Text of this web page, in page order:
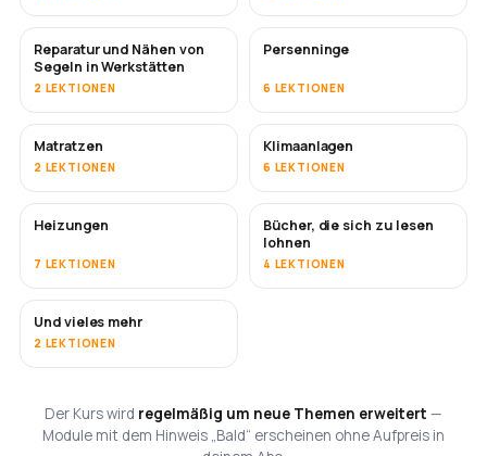
BALD
Reparatur und Nähen von
Segeln in Werkstätten
2 LEKTIONEN
Persenninge
6 LEKTIONEN
Matratzen
2 LEKTIONEN
BALD
Klimaanlagen
6 LEKTIONEN
BALD
Heizungen
7 LEKTIONEN
BALD
Bücher, die sich zu lesen
lohnen
4 LEKTIONEN
BALD
Und vieles mehr
2 LEKTIONEN
Der Kurs wird regelmäßig um neue Themen erweitert —
Module mit dem Hinweis „Bald“ erscheinen ohne Aufpreis in